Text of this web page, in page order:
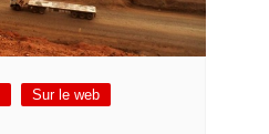
Sur le web